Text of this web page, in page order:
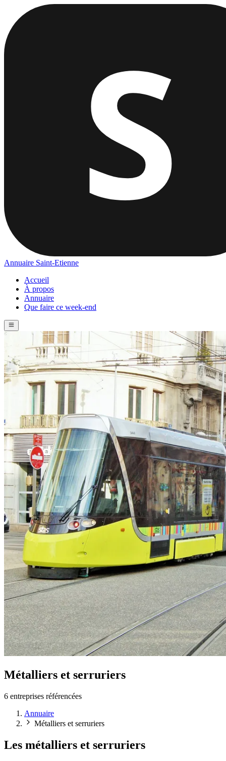
Annuaire Saint-Etienne
Accueil
À propos
Annuaire
Que faire ce week-end
Métalliers et serruriers
6 entreprises référencées
Annuaire
Métalliers et serruriers
Les métalliers et serruriers